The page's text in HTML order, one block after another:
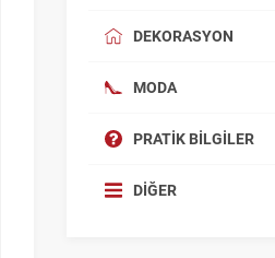
DEKORASYON
MODA
PRATIK BILGILER
DIĞER